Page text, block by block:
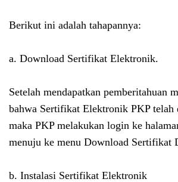
Berikut ini adalah tahapannya:
a. Download Sertifikat Elektronik.
Setelah mendapatkan pemberitahuan
bahwa Sertifikat Elektronik PKP telah
maka PKP melakukan login ke
menuju ke menu Download Sertifikat
b. Instalasi Sertifikat Elektronik